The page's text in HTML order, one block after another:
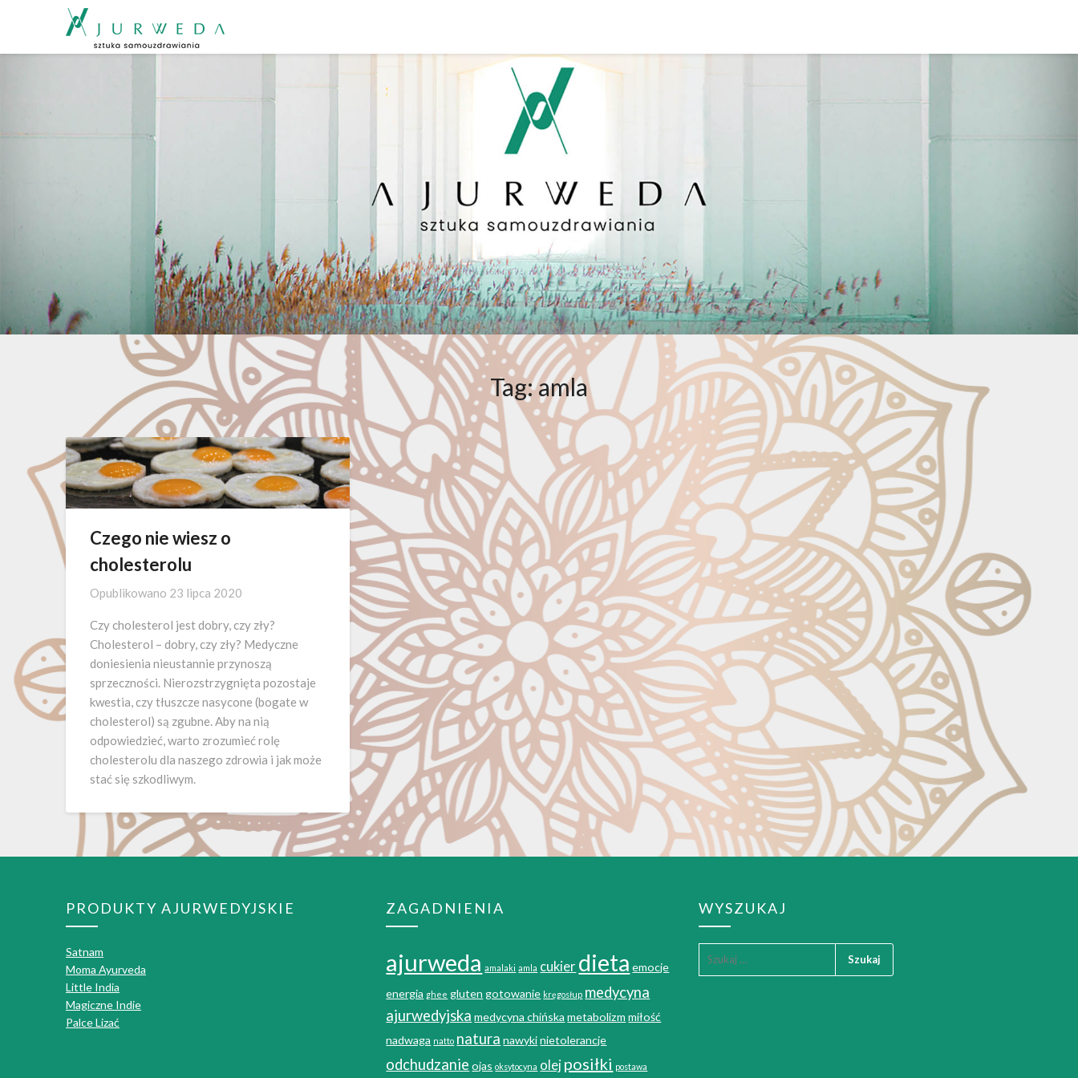
Tag:amla
Czego nie wiesz o
cholesterolu
Opublikowano 23 lipca 2020
Czy cholesterol jest dobry, czy zły?
Cholesterol – dobry, czy zły? Medyczne
doniesienia nieustannie przynoszą
sprzeczności. Nierozstrzygnięta pozostaje
kwestia, czy tłuszcze nasycone (bogate w
cholesterol) są zgubne. Aby na nią
odpowiedzieć, warto zrozumieć rolę
cholesterolu dla naszego zdrowia i jak może
stać się szkodliwym.
PRODUKTY AJURWEDYJSKIE
Satnam
Moma Ayurveda
Little India
Magiczne Indie
Palce Lizać
ZAGADNIENIA
ajurweda amalaki amla cukier dieta emocje
energia ghee gluten gotowanie kręgosłup medycyna
ajurwedyjska medycyna chińska metabolizm miłość
nadwaga natto natura nawykinietolerancje
odchudzanie ojas oksytocyna olej posiłki postawa
WYSZUKAJ